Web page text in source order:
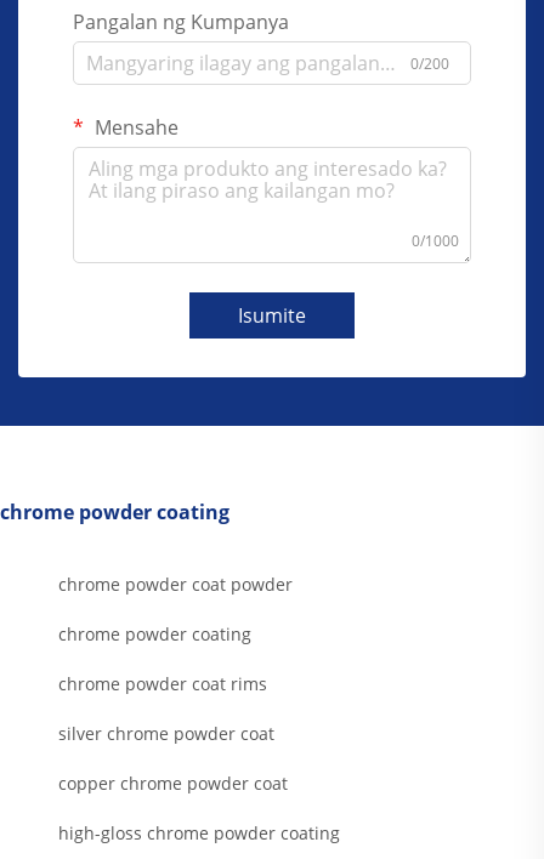
Pangalan ng Kumpanya
0/200
Mensahe
0/1000
Isumite
chrome powder coating
chrome powder coat powder
chrome powder coating
chrome powder coat rims
silver chrome powder coat
copper chrome powder coat
high-gloss chrome powder coating